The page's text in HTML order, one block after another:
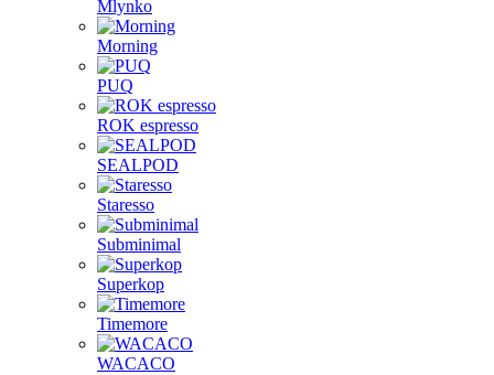
Mlynko
Morning
PUQ
ROK espresso
SEALPOD
Staresso
Subminimal
Superkop
Timemore
WACACO